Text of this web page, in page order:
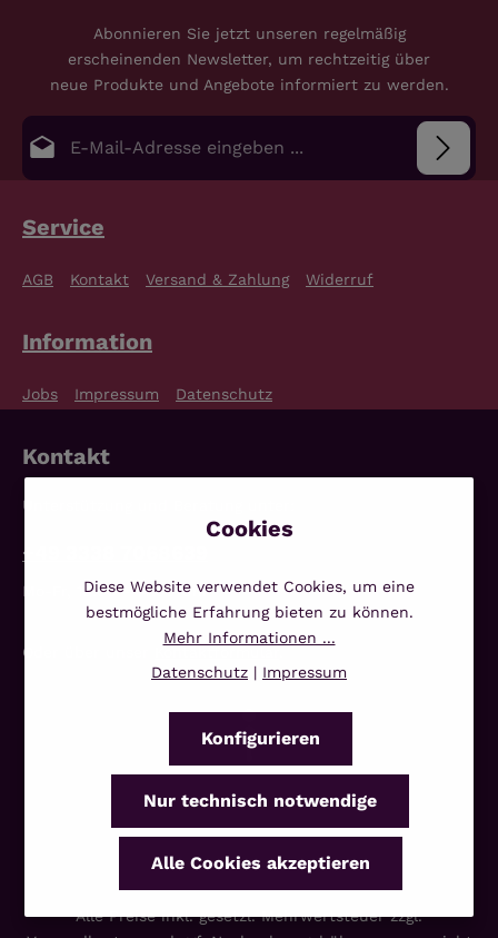
Abonnieren Sie jetzt unseren regelmäßig
erscheinenden Newsletter, um rechtzeitig über
neue Produkte und Angebote informiert zu werden.
E-Mail-Adresse*
Ich habe dieDatenschutzbestimmungen
mit ihnen einverstanden.
Die mit einem Stern (*) markierten Felder sind
Service
AGB Kontakt Versand & Zahlung Widerruf
Information
Jobs Impressum Datenschutz
Kontakt
Unterstützung und Beratung unter:
+49 3338 7068639
Mo-Fr, 10:00 - 14:00 Uhr
Oder über unser
Alle Preise inkl. gesetzl. Mehrwertsteuer zzgl.
Diese Website verwendet Cookies, um eine
bestmögliche Erfahrung bieten zu können.
Mehr Informationen ...
Datenschutz | Impressum
Nur technisch notwendige
Konfigurieren
Alle Cookies akzeptieren